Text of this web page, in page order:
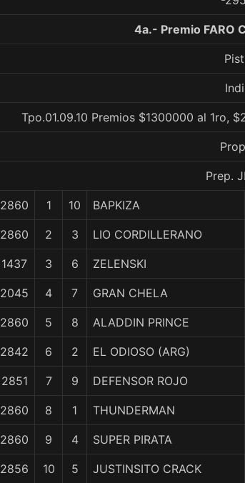
4a.- Premio FARO
Tpo.01.09.10 Premios $1300000 al 1ro,
Prep.
2860 1 10 BAPKIZA
2860 2 3 LIO CORDILLERANO
1437 3 6 ZELENSKI
2045 4 7 GRAN CHELA
2860 5 8 ALADDIN PRINCE
2842 6 2 EL ODIOSO (ARG)
2851 7 9 DEFENSOR ROJO
2860 8 1 THUNDERMAN
2860 9 4 SUPER PIRATA
2856 10 5 JUSTINSITO CRACK